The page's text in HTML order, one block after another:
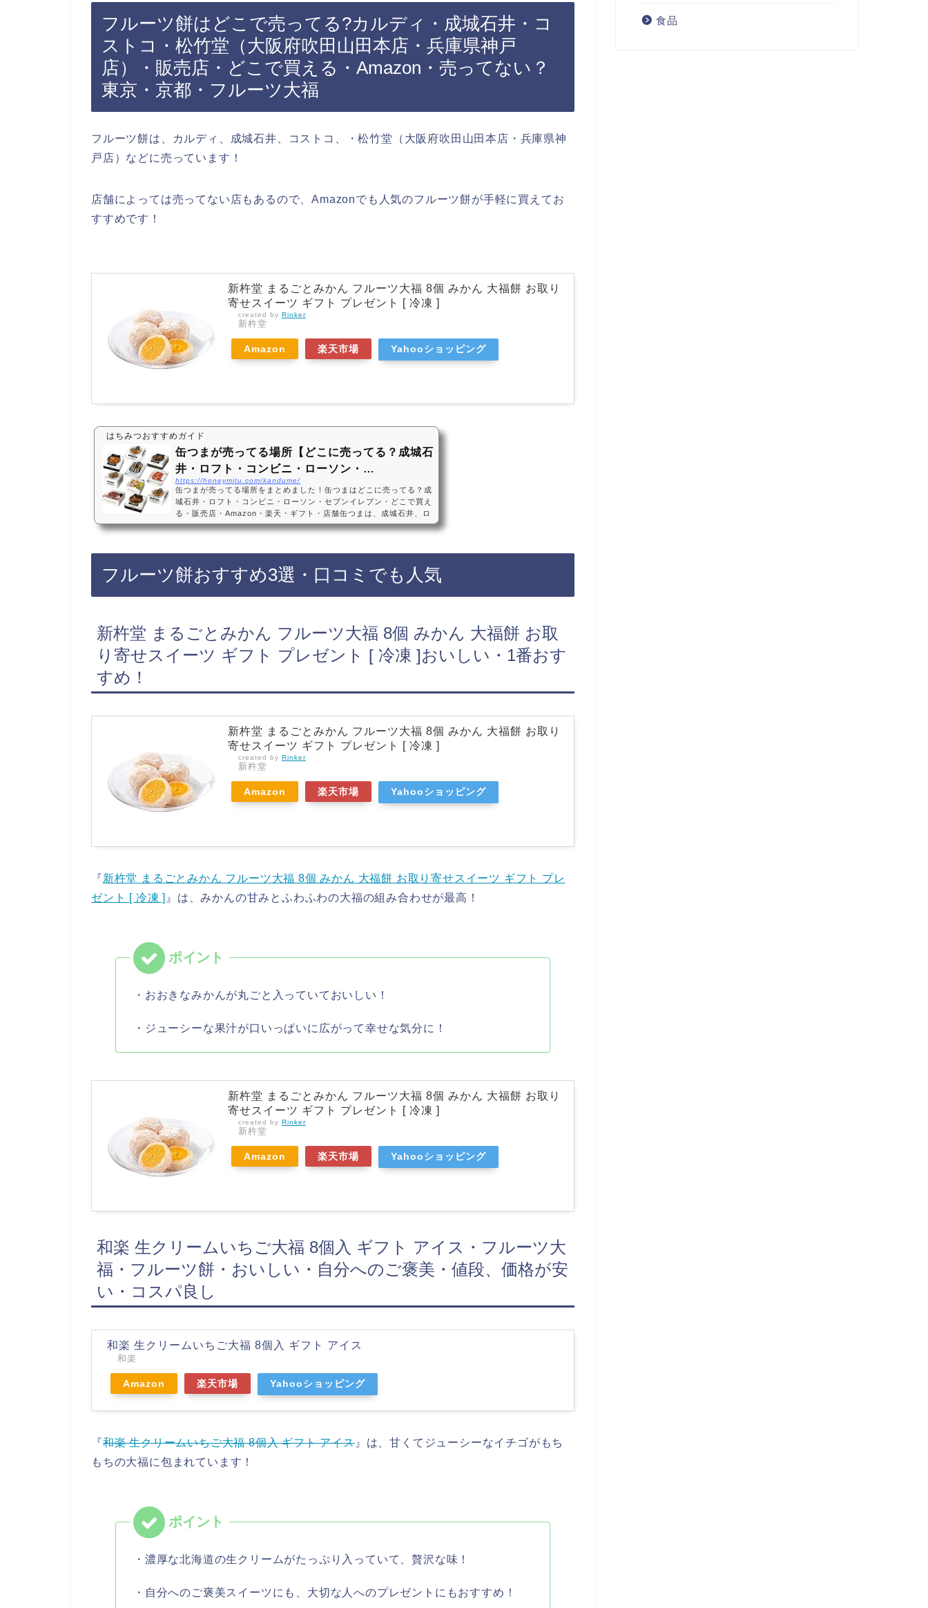
フルーツ餅はどこで売ってる?カルディ・成城石井・コ
ストコ・松竹堂（大阪府吹田山田本店・兵庫県神戸
店）・販売店・どこで買える・Amazon・売ってない？
東京・京都・フルーツ大福
フルーツ餅は、カルディ、成城石井、コストコ、・松竹堂（大阪府吹田山田本店・兵庫県神
戸店）などに売っています！
店舗によっては売ってない店もあるので、Amazonでも人気のフルーツ餅が手軽に買えてお
すすめです！
新杵堂 まるごとみかん フルーツ大福 8個 みかん 大福餅 お取り
寄せスイーツ ギフト プレゼント [ 冷凍 ]
created by Rinker
新杵堂
Amazon 楽天市場 Yahooショッピング
はちみつおすすめガイド
缶つまが売ってる場所【どこに売ってる？成城石
井・ロフト・コンビニ・ローソン・…
https://honeymitu.com/kandume/
缶つまが売ってる場所をまとめました！缶つまはどこに売ってる？成
城石井・ロフト・コンビニ・ローソン・セブンイレブン・どこで買え
る・販売店・Amazon・楽天・ギフト・店舗缶つまは、成城石井、ロ
フト、コンビニエンスストア（セブンイレブンやローソンなど）に売
み・口コミでも人気！プレゼント1番おすすめ！ギフト『缶つま 缶
づ…
フルーツ餅おすすめ3選・口コミでも人気
新杵堂 まるごとみかん フルーツ大福 8個 みかん 大福餅 お取
り寄せスイーツ ギフト プレゼント [ 冷凍 ]おいしい・1番おす
すめ！
新杵堂 まるごとみかん フルーツ大福 8個 みかん 大福餅 お取り
寄せスイーツ ギフト プレゼント [ 冷凍 ]
created by Rinker
新杵堂
Amazon 楽天市場 Yahooショッピング
『新杵堂 まるごとみかん フルーツ大福 8個 みかん 大福餅 お取り寄せスイーツ ギフト プレ
ゼント [ 冷凍 ] 』は、みかんの甘みとふわふわの大福の組み合わせが最高！
・おおきなみかんが丸ごと入っていておいしい！
・ジューシーな果汁が口いっぱいに広がって幸せな気分に！
新杵堂 まるごとみかん フルーツ大福 8個 みかん 大福餅 お取り
寄せスイーツ ギフト プレゼント [ 冷凍 ]
created by Rinker
新杵堂
Amazon 楽天市場 Yahooショッピング
和楽 生クリームいちご大福 8個入 ギフト アイス・フルーツ大
福・フルーツ餅・おいしい・自分へのご褒美・値段、価格が安
い・コスパ良し
和楽 生クリームいちご大福 8個入 ギフト アイス
和楽
Amazon 楽天市場 Yahooショッピング
『和楽 生クリームいちご大福 8個入 ギフト アイス』は、甘くてジューシーなイチゴがもち
もちの大福に包まれています！
・濃厚な北海道の生クリームがたっぷり入っていて、贅沢な味！
・自分へのご褒美スイーツにも、大切な人へのプレゼントにもおすすめ！
食品